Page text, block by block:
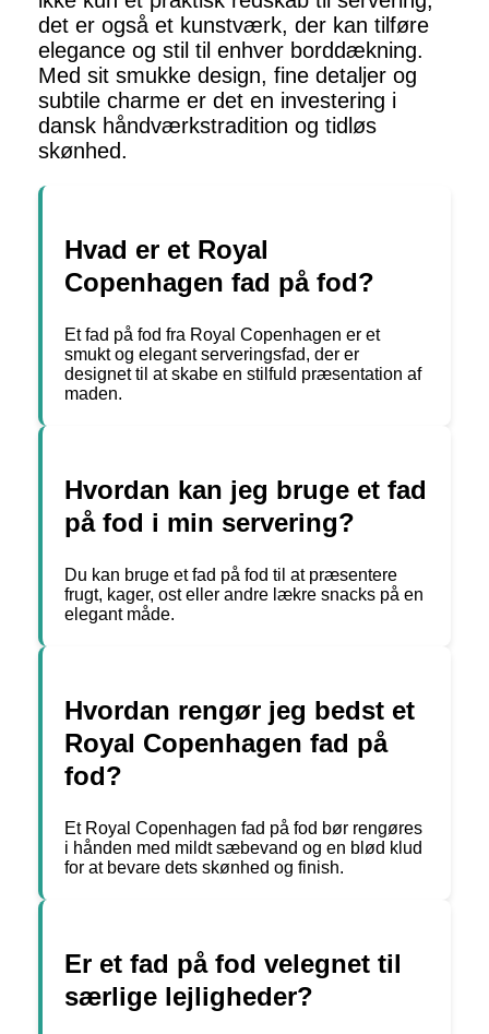
det er også et kunstværk, der kan tilføre
elegance og stil til enhver borddækning.
Med sit smukke design, fine detaljer og
subtile charme er det en investering i
dansk håndværkstradition og tidløs
skønhed.
Hvad er et Royal
Copenhagen fad på fod?
Et fad på fod fra Royal Copenhagen er et
smukt og elegant serveringsfad, der er
designet til at skabe en stilfuld præsentation af
maden.
Hvordan kan jeg bruge et fad
på fod i min servering?
Du kan bruge et fad på fod til at præsentere
frugt, kager, ost eller andre lækre snacks på en
elegant måde.
Hvordan rengør jeg bedst et
Royal Copenhagen fad på
fod?
Et Royal Copenhagen fad på fod bør rengøres
i hånden med mildt sæbevand og en blød klud
for at bevare dets skønhed og finish.
Er et fad på fod velegnet til
særlige lejligheder?